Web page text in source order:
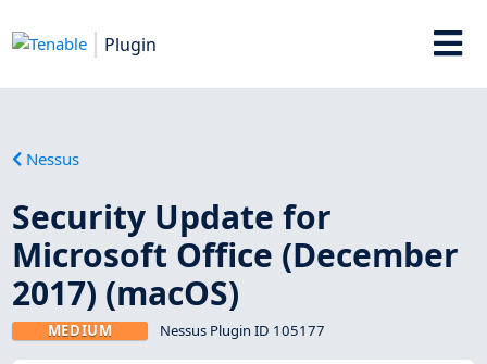
Plugin
Nessus
Security Update for
Microsoft Office (December
2017) (macOS)
MEDIUM Nessus Plugin ID 105177